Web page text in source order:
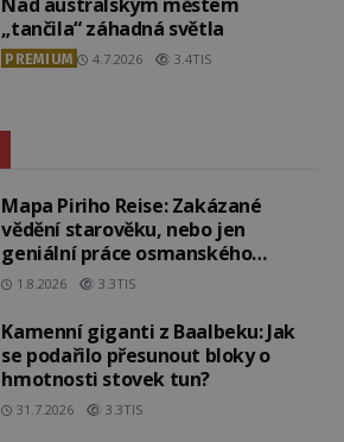
„tančila“ záhadná světla
PREMIUM 4.7.2026 3.4TIS
Mapa Piriho Reise: Zakázané
vědění starověku, nebo jen
geniální práce osmanského
admirála?
1.8.2026 3.3TIS
Kamenní giganti z Baalbeku: Jak
se podařilo přesunout bloky o
hmotnosti stovek tun?
31.7.2026 3.3TIS